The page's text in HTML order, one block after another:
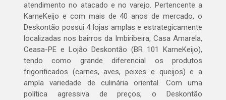
atendimento no atacado e no varejo. Pertencente a
KarneKeijo e com mais de 40 anos de mercado, o
Deskontão possui 4 lojas amplas e estrategicamente
localizadas nos bairros da Imbiribeira, Casa Amarela,
Ceasa-PE e Lojão Deskontão (BR 101 KarneKeijo),
tendo como grande diferencial os produtos
frigorificados (carnes, aves, peixes e queijos) e a
ampla variedade de culinária oriental. Com uma
política agressiva de preços, o Deskontão